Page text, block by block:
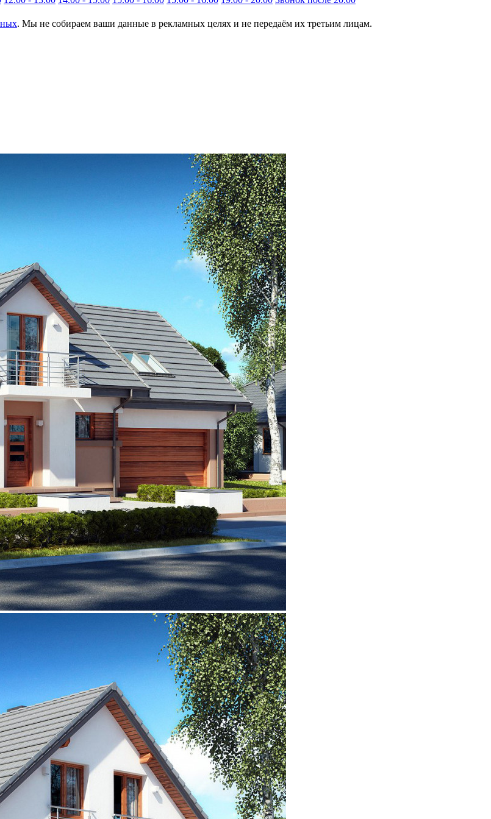
. Мы не собираем ваши данные в рекламных целях и не передаём их третьим лицам.